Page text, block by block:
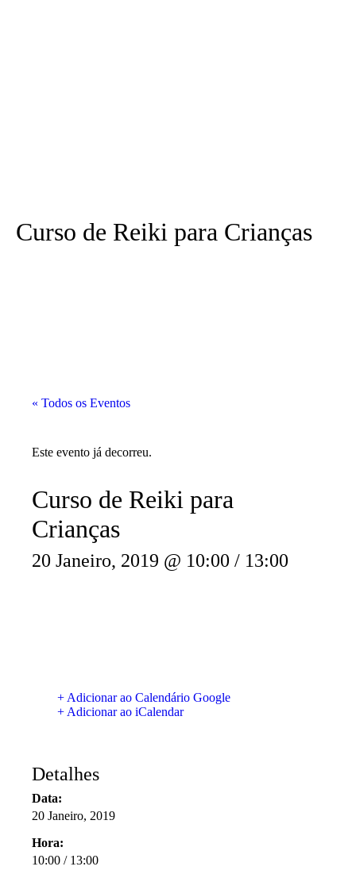
Curso de Reiki para Crianças
« Todos os Eventos
Este evento já decorreu.
Curso de Reiki para
Crianças
20 Janeiro, 2019 @ 10:00 / 13:00
+ Adicionar ao Calendário Google
+ Adicionar ao iCalendar
Detalhes
Data:
20 Janeiro, 2019
Hora:
10:00 / 13:00